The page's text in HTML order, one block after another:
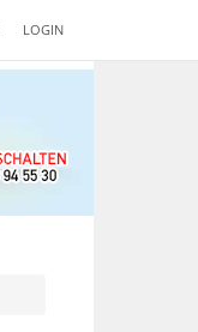
LOGIN